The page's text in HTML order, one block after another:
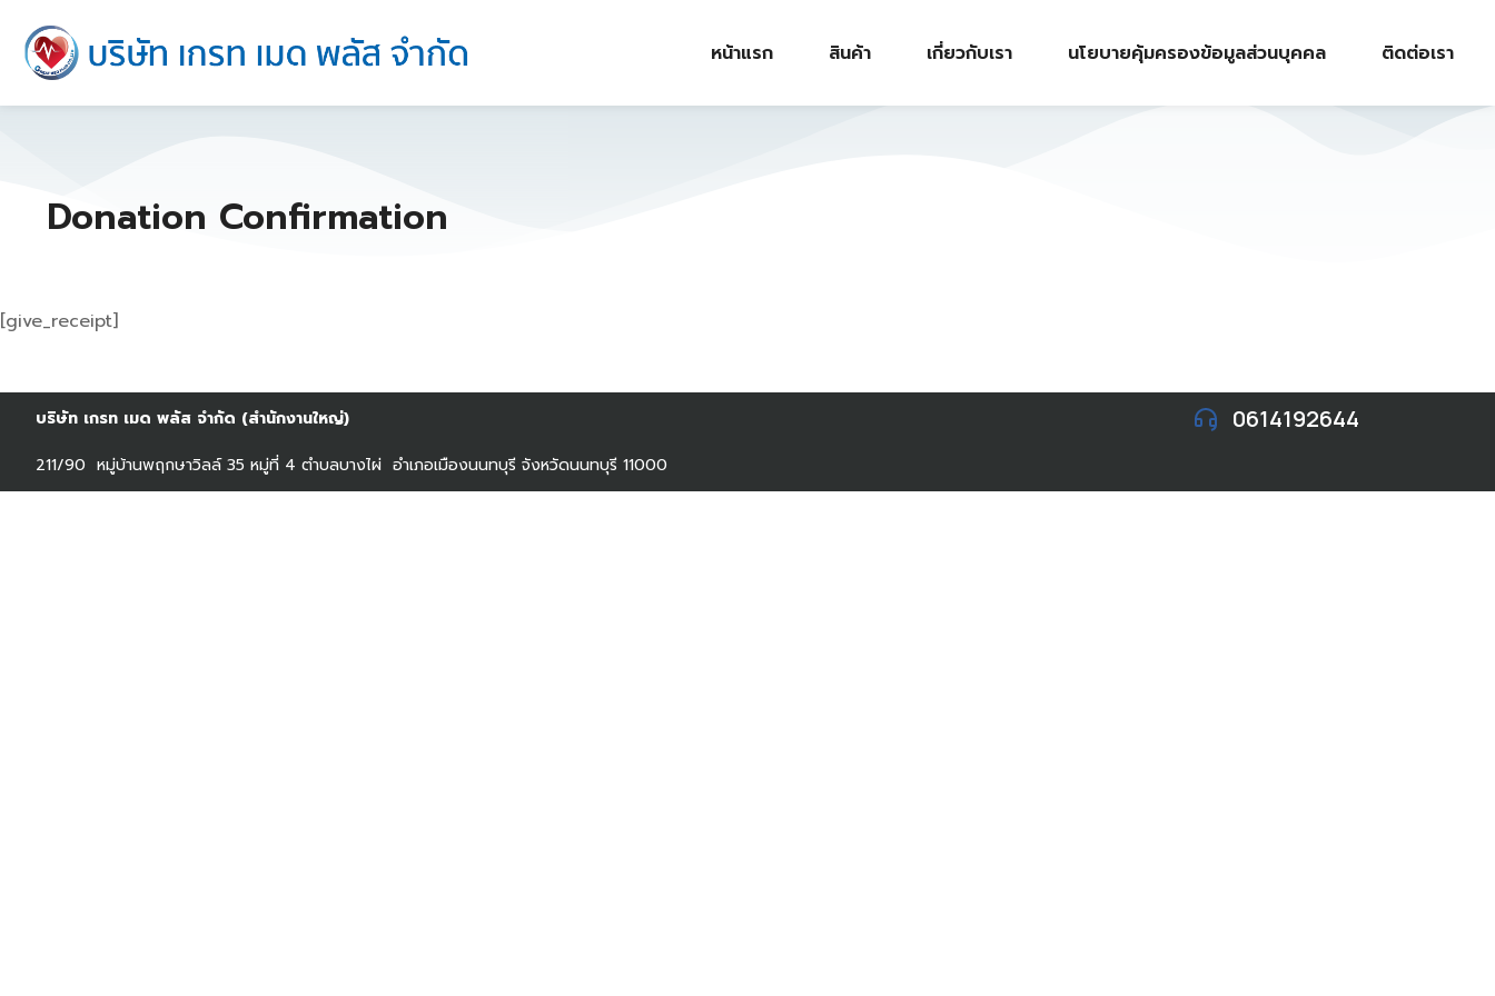
หน้าแรก สินค้า เกี่ยวกับเรา นโยบายคุ้มครองข้อมูลส่วนบุคคล ติดต่อเรา
Donation Confirmation
[give_receipt]
บริษัท เกรท เมด พลัส จำกัด (สำนักงานใหญ่)
211/90 หมู่บ้านพฤกษาวิลล์ 35 หมู่ที่ 4 ตำบลบางไผ่ อำเภอเมืองนนทบุรี จังหวัดนนทบุรี 11000
0614192644